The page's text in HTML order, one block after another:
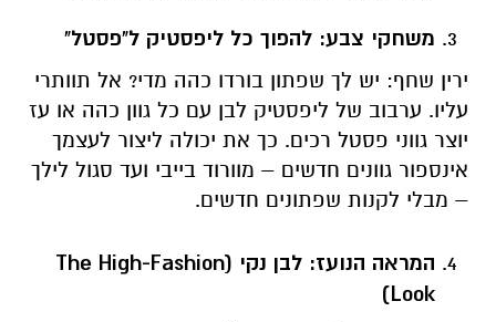
משחקי צבע: להפוך כל ליפסטיק ל"פסטל"
ירין שחף: יש לך שפתון בורדו כהה מדי? אל תוותרי
עליו. ערבוב של ליפסטיק לבן עם כל גוון כהה או עז
יוצר גווני פסטל רכים. כך את יכולה ליצור לעצמך
אינספור גוונים חדשים – מוורוד בייבי ועד סגול לילך
– מבלי לקנות שפתונים חדשים.
המראה הנועז: לבן נקי (The High-Fashion
Look
)